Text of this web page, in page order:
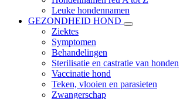
Leuke hondennamen
GEZONDHEID HOND
Ziektes
Symptomen
Behandelingen
Sterilisatie en castratie van honden
Vaccinatie hond
Teken, vlooien en parasieten
Zwangerschap